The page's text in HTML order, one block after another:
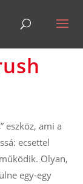
eszköz, ami a
ecsettel
Olyan,
egy-egy